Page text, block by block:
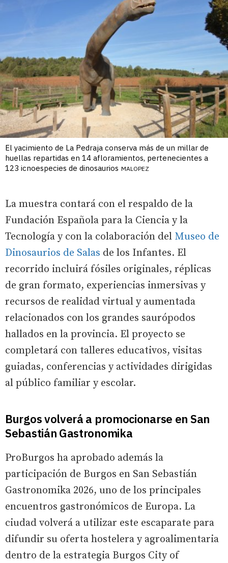
El yacimiento de La Pedraja conserva más de un millar de
huellas repartidas en 14 afloramientos, pertenecientes a
123 icnoespecies de dinosaurios MALOPEZ
La muestra contará con el respaldo de la
Fundación Española para la Ciencia y la
Tecnología y con la colaboración del Museo de
Dinosaurios de Salas de los Infantes. El
recorrido incluirá fósiles originales, réplicas
de gran formato, experiencias inmersivas y
recursos de realidad virtual y aumentada
relacionados con los grandes saurópodos
hallados en la provincia. El proyecto se
completará con talleres educativos, visitas
guiadas, conferencias y actividades dirigidas
al público familiar y escolar.
Burgos volverá a promocionarse en San
Sebastián Gastronomika
ProBurgos ha aprobado además la
participación de Burgos en San Sebastián
Gastronomika 2026, uno de los principales
encuentros gastronómicos de Europa. La
ciudad volverá a utilizar este escaparate para
difundir su oferta hostelera y agroalimentaria
dentro de la estrategia Burgos City of